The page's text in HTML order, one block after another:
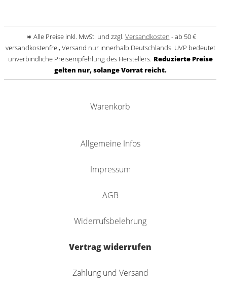
∗ Alle Preise inkl. MwSt. und zzgl. Versandkosten - ab 50 €
versandkostenfrei, Versand nur innerhalb Deutschlands. UVP bedeutet
unverbindliche Preisempfehlung des Herstellers. Reduzierte Preise
gelten nur, solange Vorrat reicht.
Warenkorb
Allgemeine Infos
Impressum
AGB
Widerrufsbelehrung
Vertrag widerrufen
Zahlung und Versand